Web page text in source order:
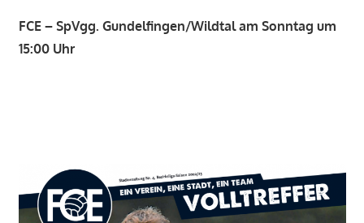
FCE – SpVgg. Gundelfingen/Wildtal am Sonntag um
15:00 Uhr